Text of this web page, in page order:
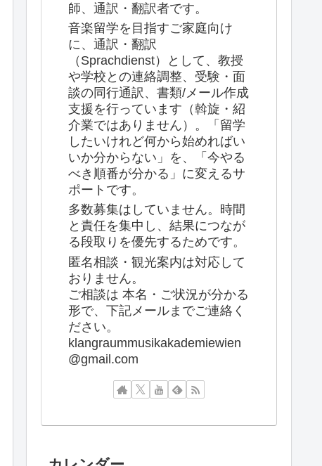
師、通訳・翻訳者です。
音楽留学を目指すご家庭向け
に、通訳・翻訳
（Sprachdienst）として、教授
や学校との連絡調整、受験・面
談の同行通訳、書類/メール作成
支援を行っています（斡旋・紹
介業ではありません）。「留学
したいけれど何から始めればい
いか分からない」を、「今やる
べき順番が分かる」に変えるサ
ポートです。
多数募集はしていません。時間
と責任を集中し、結果につなが
る段取りを優先するためです。
匿名相談・観光案内は対応して
おりません。
ご相談は 本名・ご状況が分かる
形で、下記メールまでご連絡く
ださい。
klangraummusikakademiewien
@gmail.com